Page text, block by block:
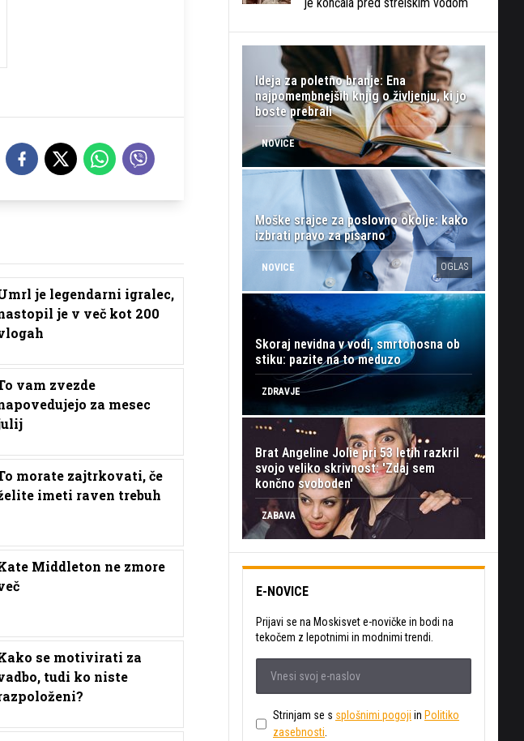
je legendarni igralec,
je v več kot 200
vam zvezde
za mesec
morate zajtrkovati, če
imeti raven trebuh
Middleton ne zmore
se motivirati za
tudi ko niste
Ideja za poletno branje: Ena
najpomembnejših knjig o življenju, ki jo
boste prebrali
NOVICE
Moške srajce za poslovno okolje: kako
izbrati pravo za pisarno
NOVICE OGLAS
Skoraj nevidna v vodi, smrtonosna ob
stiku: pazite na to meduzo
ZDRAVJE
Brat Angeline Jolie pri 53 letih razkril
svojo veliko skrivnost: 'Zdaj sem
končno svoboden'
ZABAVA
E-NOVICE
Prijavi se na Moskisvet e-novičke in bodi na
tekočem z lepotnimi in modnimi trendi.
Strinjam se s splošnimi pogoji in Politiko
zasebnosti